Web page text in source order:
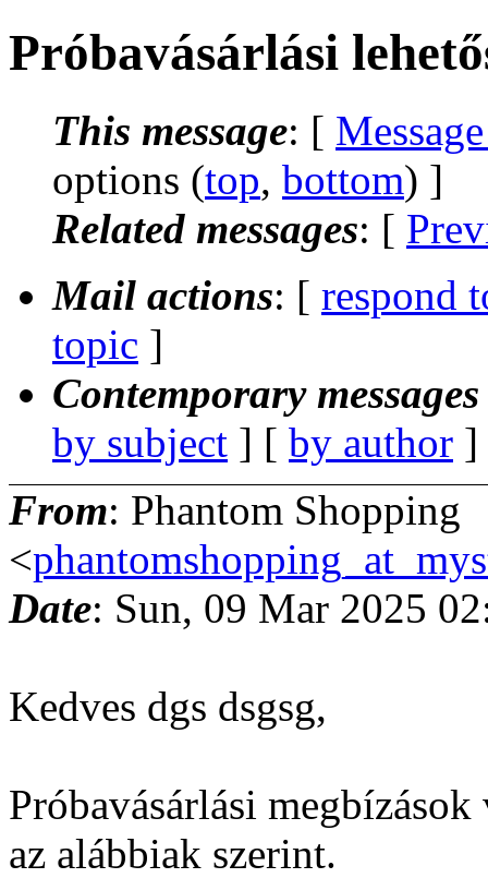
Próbavásárlási
This message: [
options (top, bottom) ]
Related messages: [
Mail actions: [ respond
topic ]
Contemporary
by subject ] [ by author
From: Phantom Shopping
<
Date: Sun, 09 Mar 2025
Kedves dgs dsgsg,
Próbavásárlási
az alábbiak szerint.